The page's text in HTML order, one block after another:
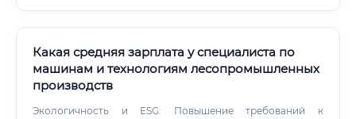
химического базового образования 📋 Прохождение
курсов профессиональной переподготовки (от 3 до 6
месяцев) 🔎 Трудоустройство на начальную позицию с
последующим ростом Какие документы нужны для
трудоустройства ⚠️ Для официального трудоустройства
Какая средняя зарплата у специалиста по
машинам и технологиям лесопромышленных
производств
Экологичность и ESG: Повышение требований к